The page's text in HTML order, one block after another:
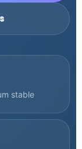
stable